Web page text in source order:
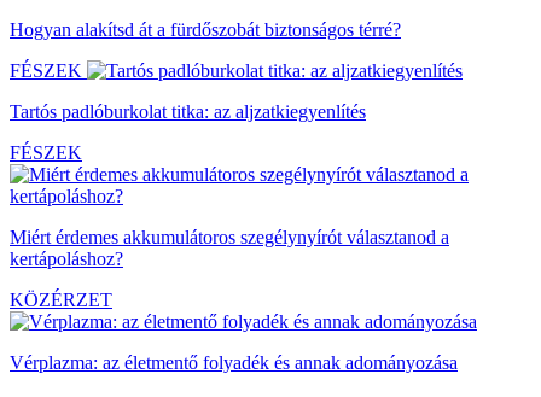
Hogyan alakítsd át a fürdőszobát biztonságos térré?
FÉSZEK
Tartós padlóburkolat titka: az aljzatkiegyenlítés
FÉSZEK
Miért érdemes akkumulátoros szegélynyírót választanod a
kertápoláshoz?
KÖZÉRZET
Vérplazma: az életmentő folyadék és annak adományozása